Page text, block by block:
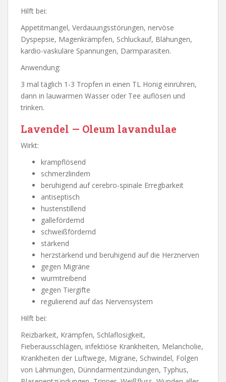
Hilft bei:
Appetitmangel, Verdauungsstörungen, nervöse
Dyspepsie, Magenkrämpfen, Schluckauf, Blähungen,
kardio-vaskuläre Spannungen, Darmparasiten.
Anwendung:
3 mal täglich 1-3 Tropfen in einen TL Honig einrühren,
dann in lauwarmen Wasser oder Tee auflösen und
trinken.
Lavendel — Oleum lavandulae
Wirkt:
krampflösend
schmerzlindem
beruhigend auf cerebro-spinale Erregbarkeit
antiseptisch
hustenstillend
gallefördemd
schweißfördernd
stärkend
herzstärkend und beruhigend auf die Herznerven
gegen Migräne
wurmtreibend
gegen Tiergifte
regulierend auf das Nervensystem
Hilft bei:
Reizbarkeit, Krämpfen, Schlaflosigkeit,
Fieberausschlägen, infektiöse Krankheiten, Melancholie,
Krankheiten der Luftwege, Migräne, Schwindel, Folgen
von Lähmungen, Dünndarmentzündungen, Typhus,